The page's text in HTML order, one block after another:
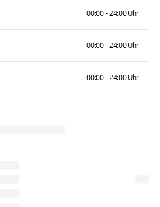
00:00 - 24:00 Uhr
00:00 - 24:00 Uhr
00:00 - 24:00 Uhr